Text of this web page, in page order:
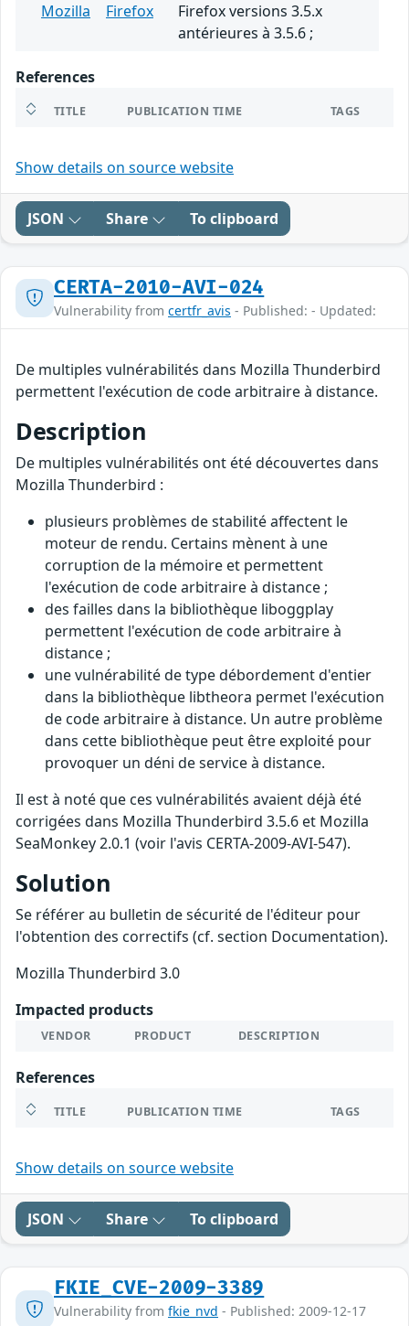
Mozilla
Firefox
Firefox versions 3.5.x
antérieures à 3.5.6 ;
References
TITLE PUBLICATION TIME TAGS
Show details on source website
JSON Share To clipboard
CERTA-2010-AVI-024
Vulnerability from certfr_avis - Published: - Updated:
De multiples vulnérabilités dans Mozilla Thunderbird
permettent l'exécution de code arbitraire à distance.
Description
De multiples vulnérabilités ont été découvertes dans
Mozilla Thunderbird :
plusieurs problèmes de stabilité affectent le
moteur de rendu. Certains mènent à une
corruption de la mémoire et permettent
l'exécution de code arbitraire à distance ;
des failles dans la bibliothèque liboggplay
permettent l'exécution de code arbitraire à
distance ;
une vulnérabilité de type débordement d'entier
dans la bibliothèque libtheora permet l'exécution
de code arbitraire à distance. Un autre problème
dans cette bibliothèque peut être exploité pour
provoquer un déni de service à distance.
Il est à noté que ces vulnérabilités avaient déjà été
corrigées dans Mozilla Thunderbird 3.5.6 et Mozilla
SeaMonkey 2.0.1 (voir l'avis CERTA-2009-AVI-547).
Solution
Se référer au bulletin de sécurité de l'éditeur pour
l'obtention des correctifs (cf. section Documentation).
Mozilla Thunderbird 3.0
Impacted products
VENDOR PRODUCT DESCRIPTION
References
TITLE PUBLICATION TIME TAGS
Show details on source website
JSON Share To clipboard
FKIE_CVE-2009-3389
Vulnerability from fkie_nvd - Published: 2009-12-17